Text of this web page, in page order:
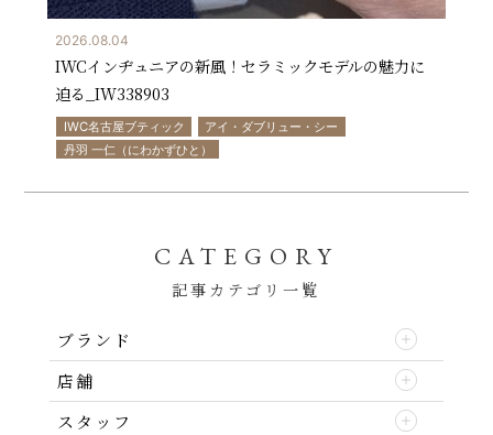
2026.08.04
IWCインヂュニアの新風！セラミックモデルの魅力に
迫る_IW338903
IWC名古屋ブティック
アイ・ダブリュー・シー
丹羽 一仁（にわかずひと）
CATEGORY
記事カテゴリ一覧
ブランド
店舗
スタッフ